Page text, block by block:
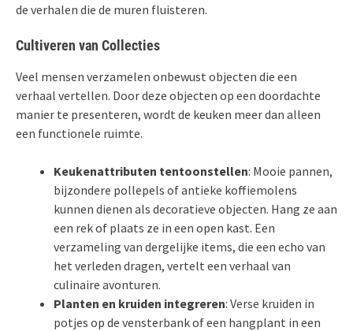
de verhalen die de muren fluisteren.
Cultiveren van Collecties
Veel mensen verzamelen onbewust objecten die een
verhaal vertellen. Door deze objecten op een doordachte
manier te presenteren, wordt de keuken meer dan alleen
een functionele ruimte.
Keukenattributen tentoonstellen: Mooie pannen,
bijzondere pollepels of antieke koffiemolens
kunnen dienen als decoratieve objecten. Hang ze aan
een rek of plaats ze in een open kast. Een
verzameling van dergelijke items, die een echo van
het verleden dragen, vertelt een verhaal van
culinaire avonturen.
Planten en kruiden integreren: Verse kruiden in
potjes op de vensterbank of een hangplant in een